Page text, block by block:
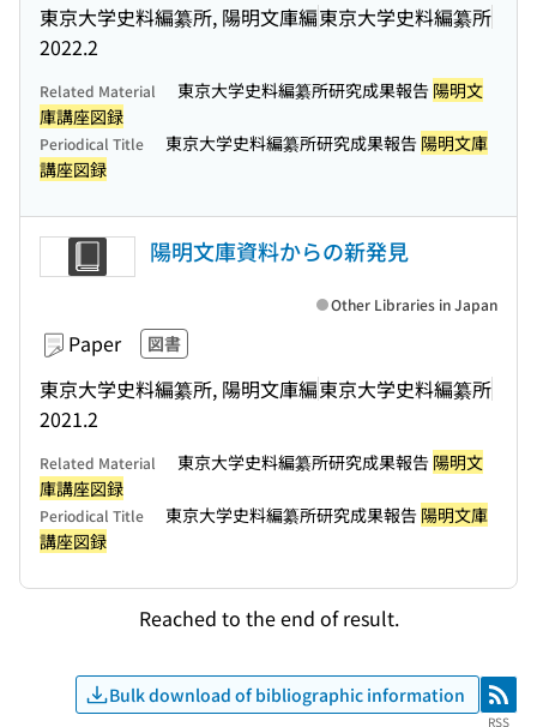
東京大学史料編纂所, 陽明文庫編東京大学史料編纂所
2022.2
Related Material 東京大学史料編纂所研究成果報告 陽明文
庫講座図録
Periodical Title 東京大学史料編纂所研究成果報告 陽明文庫
講座図録
陽明文庫資料からの新発見
Paper 図書
東京大学史料編纂所, 陽明文庫編東京大学史料編纂所
2021.2
Other Libraries in Japan
Related Material 東京大学史料編纂所研究成果報告 陽明文
庫講座図録
Periodical Title 東京大学史料編纂所研究成果報告 陽明文庫
講座図録
Reached to the end of result.
Bulk download of bibliographic information RSS
RSS